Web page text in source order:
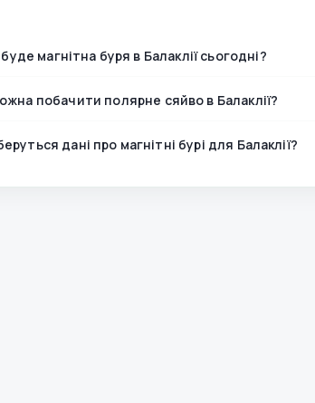
магнітна буря в Балаклії сьогодні?
побачити полярне сяйво в Балаклії?
дані про магнітні бурі для Балаклії?